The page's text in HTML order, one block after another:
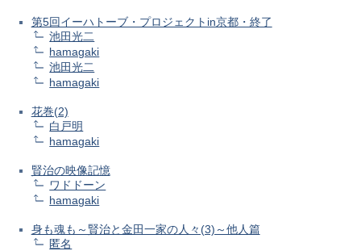
第5回イーハトーブ・プロジェクトin京都・終了
池田光二
hamagaki
池田光二
hamagaki
花巻(2)
白戸明
hamagaki
賢治の映像記憶
ワドドーン
hamagaki
身も魂も～賢治と金田一家の人々(3)～他人篇
匿名